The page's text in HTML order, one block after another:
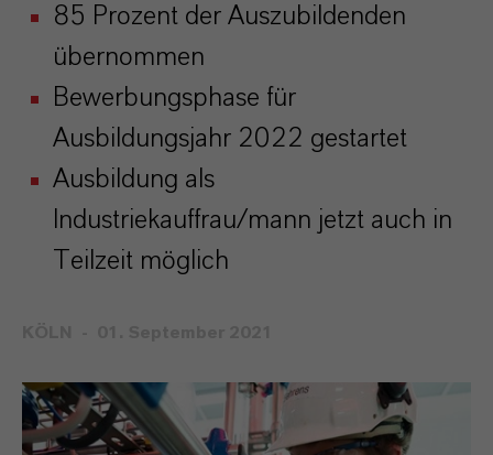
85 Prozent der Auszubildenden
übernommen
Bewerbungsphase für
Ausbildungsjahr 2022 gestartet
Ausbildung als
Industriekauffrau/mann jetzt auch in
Teilzeit möglich